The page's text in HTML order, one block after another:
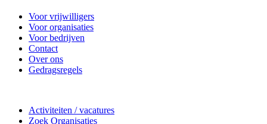
Voor vrijwilligers
Voor organisaties
Voor bedrijven
Contact
Over ons
Gedragsregels
Activiteiten / vacatures
Zoek Organisaties